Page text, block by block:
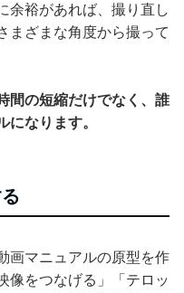
余裕があれば、撮り直し
まざまな角度から撮って
間の短縮だけでなく、誰
になります。
画マニュアルの原型を作
像をつなげる」「テロッ